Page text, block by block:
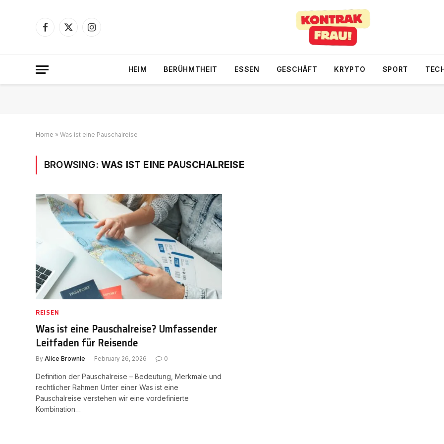
Facebook
X
Instagram
HEIM BERÜHMTHEIT ESSEN GESCHÄFT KRYPTO SPORT
Home » Was ist eine Pauschalreise
BROWSING: WAS IST EINE PAUSCHALREISE
REISEN
Was ist eine Pauschalreise? Umfassender
Leitfaden für Reisende
By Alice Brownie February 26, 2026 0
Definition der Pauschalreise – Bedeutung, Merkmale und
rechtlicher Rahmen Unter einer Was ist eine
Pauschalreise verstehen wir eine vordefinierte
Kombination…